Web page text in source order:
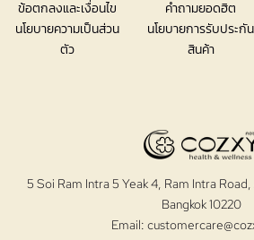
ข้อตกลงและเงื่อนไข
นโยบายความเป็นส่วน
ตัว
คำถามยอดฮิต
นโยบายการรับประกัน
สินค้า
5 Soi Ram Intra 5 Yeak 4, Ram Intra
Bangkok 10220
Email: